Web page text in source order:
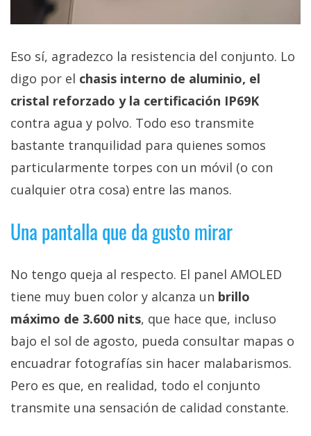
Eso sí, agradezco la resistencia del conjunto. Lo
digo por el chasis interno de aluminio, el
cristal reforzado y la certificación IP69K
contra agua y polvo. Todo eso transmite
bastante tranquilidad para quienes somos
particularmente torpes con un móvil (o con
cualquier otra cosa) entre las manos.
Una pantalla que da gusto mirar
No tengo queja al respecto. El panel AMOLED
tiene muy buen color y alcanza un brillo
máximo de 3.600 nits, que hace que, incluso
bajo el sol de agosto, pueda consultar mapas o
encuadrar fotografías sin hacer malabarismos.
Pero es que, en realidad, todo el conjunto
transmite una sensación de calidad constante.